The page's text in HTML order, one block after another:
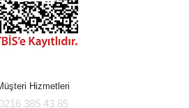
Hizmetleri
0216 385 43 85